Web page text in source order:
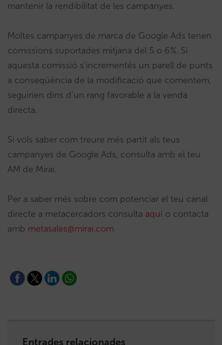
mantenir la rendibilitat de les campanyes.
Moltes campanyes de marca de Google Ads tenen
comissions suportades mitjana del 5 o 6%. Si
aquesta comissió s’incrementés un parell de punts
a conseqüència de la modificació que comentem,
seguirien dins d’un rang favorable a la venda
directa.
Si vols saber com treure més partit als teus
campanyes de Google Ads, consulta amb el teu
AM de Mirai.
Per a saber més sobre com potenciar el teu canal
directe a metacercadors consulta aquí o contacta
amb metasales@mirai.com
Entrades relacionades